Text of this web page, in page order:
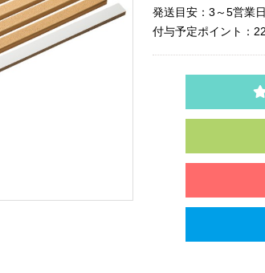
発送目安：3～5営業
付与予定ポイント：